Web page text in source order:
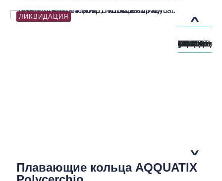
ЛИКВИДАЦИЯ
Плавающие кольца AQQUATIX